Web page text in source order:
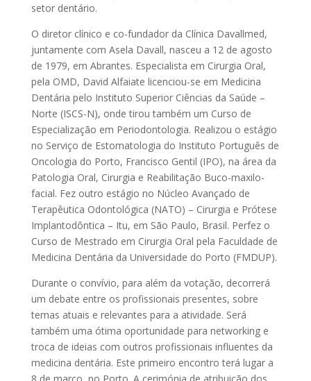
setor dentário.
O diretor clínico e co-fundador da Clínica Davallmed,
juntamente com Asela Davall, nasceu a 12 de agosto
de 1979, em Abrantes. Especialista em Cirurgia Oral,
pela OMD, David Alfaiate licenciou-se em Medicina
Dentária pelo Instituto Superior Ciências da Saúde –
Norte (ISCS-N), onde tirou também um Curso de
Especialização em Periodontologia. Realizou o estágio
no Serviço de Estomatologia do Instituto Português de
Oncologia do Porto, Francisco Gentil (IPO), na área da
Patologia Oral, Cirurgia e Reabilitação Buco-maxilo-
facial. Fez outro estágio no Núcleo Avançado de
Terapêutica Odontológica (NATO) – Cirurgia e Prótese
Implantodôntica – Itu, em São Paulo, Brasil. Perfez o
Curso de Mestrado em Cirurgia Oral pela Faculdade de
Medicina Dentária da Universidade do Porto (FMDUP).
Durante o convívio, para além da votação, decorrerá
um debate entre os profissionais presentes, sobre
temas atuais e relevantes para a atividade. Será
também uma ótima oportunidade para networking e
troca de ideias com outros profissionais influentes da
medicina dentária. Este primeiro encontro terá lugar a
8 de março, no Porto. A cerimónia de atribuição dos